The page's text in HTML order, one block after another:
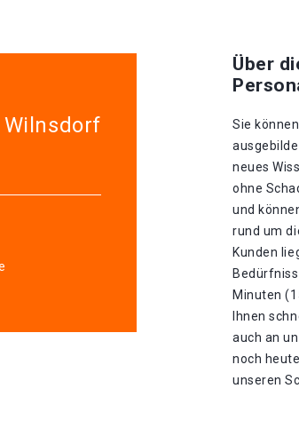
Über
Sie
neues
ohne
und
rund um
Kunden
Minuten
Ihnen
auch an
noch
unseren